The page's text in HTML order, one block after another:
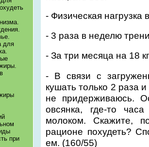
для
при
- Физическая нагрузка
- 3 раза в неделю
- За три месяца на 18
- В связи с
кушать только 2 раза
не придерживаюсь.
овсянка, где-то
молоком. Скажите,
рационе похудеть?
ем. (160/55)